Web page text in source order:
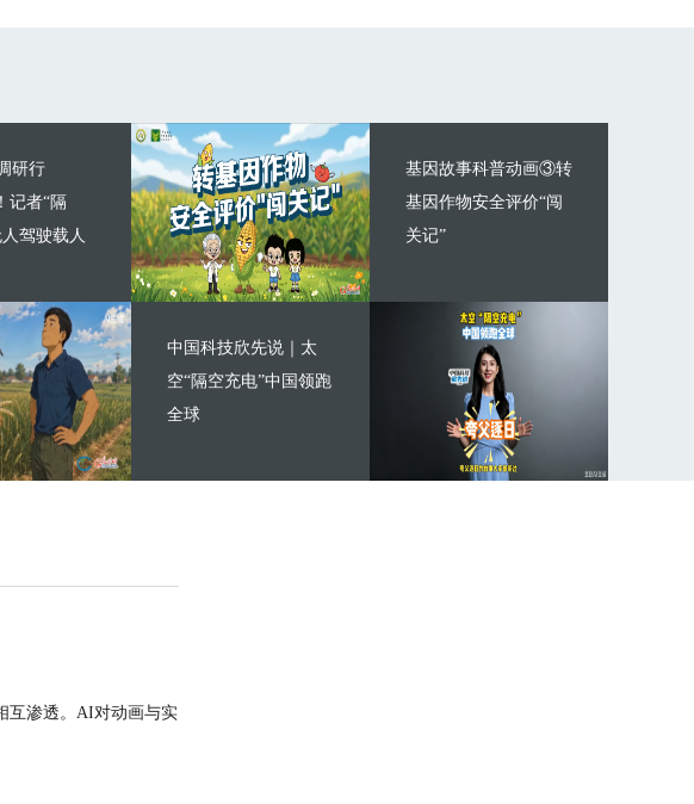
研行
记者“隔
驾驶载人
基因故事科普动画③转
基因作物安全评价“闯
关记”
中国科技欣先说｜太
空“隔空充电”中国领跑
全球
互渗透。AI对动画与实